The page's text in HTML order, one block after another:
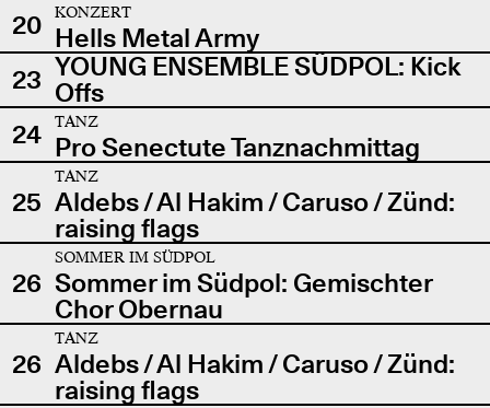
20
KONZERT
Hells Metal Army
23 YOUNG ENSEMBLE SÜDPOL: Kick
Offs
24
TANZ
Pro Senectute Tanznachmittag
25
TANZ
Aldebs / Al Hakim / Caruso / Zünd:
raising flags
26
SOMMER IM SÜDPOL
Sommer im Südpol: Gemischter
Chor Obernau
26
TANZ
Aldebs / Al Hakim / Caruso / Zünd:
raising flags